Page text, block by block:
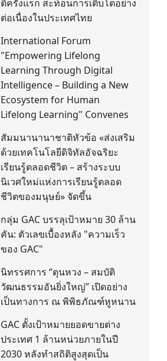
ตี้ครั้งแรก สะท้อนการเติบโตอย่าง
ต่อเนื่องในประเทศไทย
International Forum
"Empowering Lifelong
Learning Through Digital
Intelligence – Building a New
Ecosystem for Human
Lifelong Learning" Convenes
สัมมนานานาชาติหัวข้อ «ส่งเสริม
ด้วยเทคโนโลยีดิจิทัลอัจฉริยะ
เรียนรู้ตลอดชีวิต – สร้างระบบ
นิเวศใหม่แห่งการเรียนรู้ตลอด
ชีวิตของมนุษย์» จัดขึ้น
กลุ่ม GAC บรรลุเป้าหมาย 30 ล้าน
คัน: ตัวเลขเบื้องหลัง "ความเร็ว
ของ GAC"
นิทรรศการ “ตุนหวง – สมบัติ
วัฒนธรรมอันยิ่งใหญ่” เปิดอย่าง
เป็นทางการ ณ พิพิธภัณฑ์หูหนาน
GAC ตั้งเป้าหมายยอดขายต่าง
ประเทศ 1 ล้านหน่วยภายในปี
2030 หลังทำสถิติสูงสุดเป็น